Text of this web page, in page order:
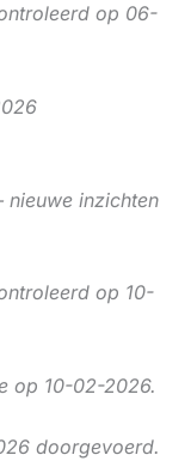
op 06-
inzichten
op 10-
op 10-02-2026.
doorgevoerd.